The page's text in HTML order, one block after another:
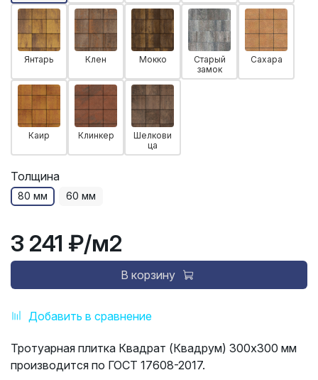
Добавить в сравнение
Янтарь Клен Мокко
Старый
замок
Сахара
Каир Клинкер
Шелкови
ца
Толщина
80 мм 60 мм
3 241 ₽/м2
В корзину
Тротуарная плитка Квадрат (Квадрум) 300х300 мм
производится по ГОСТ 17608-2017.